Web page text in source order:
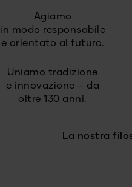
Agiamo
in modo responsabile
e orientato al futuro.
Uniamo tradizione
e innovazione – da
oltre 130 anni.
La nostra